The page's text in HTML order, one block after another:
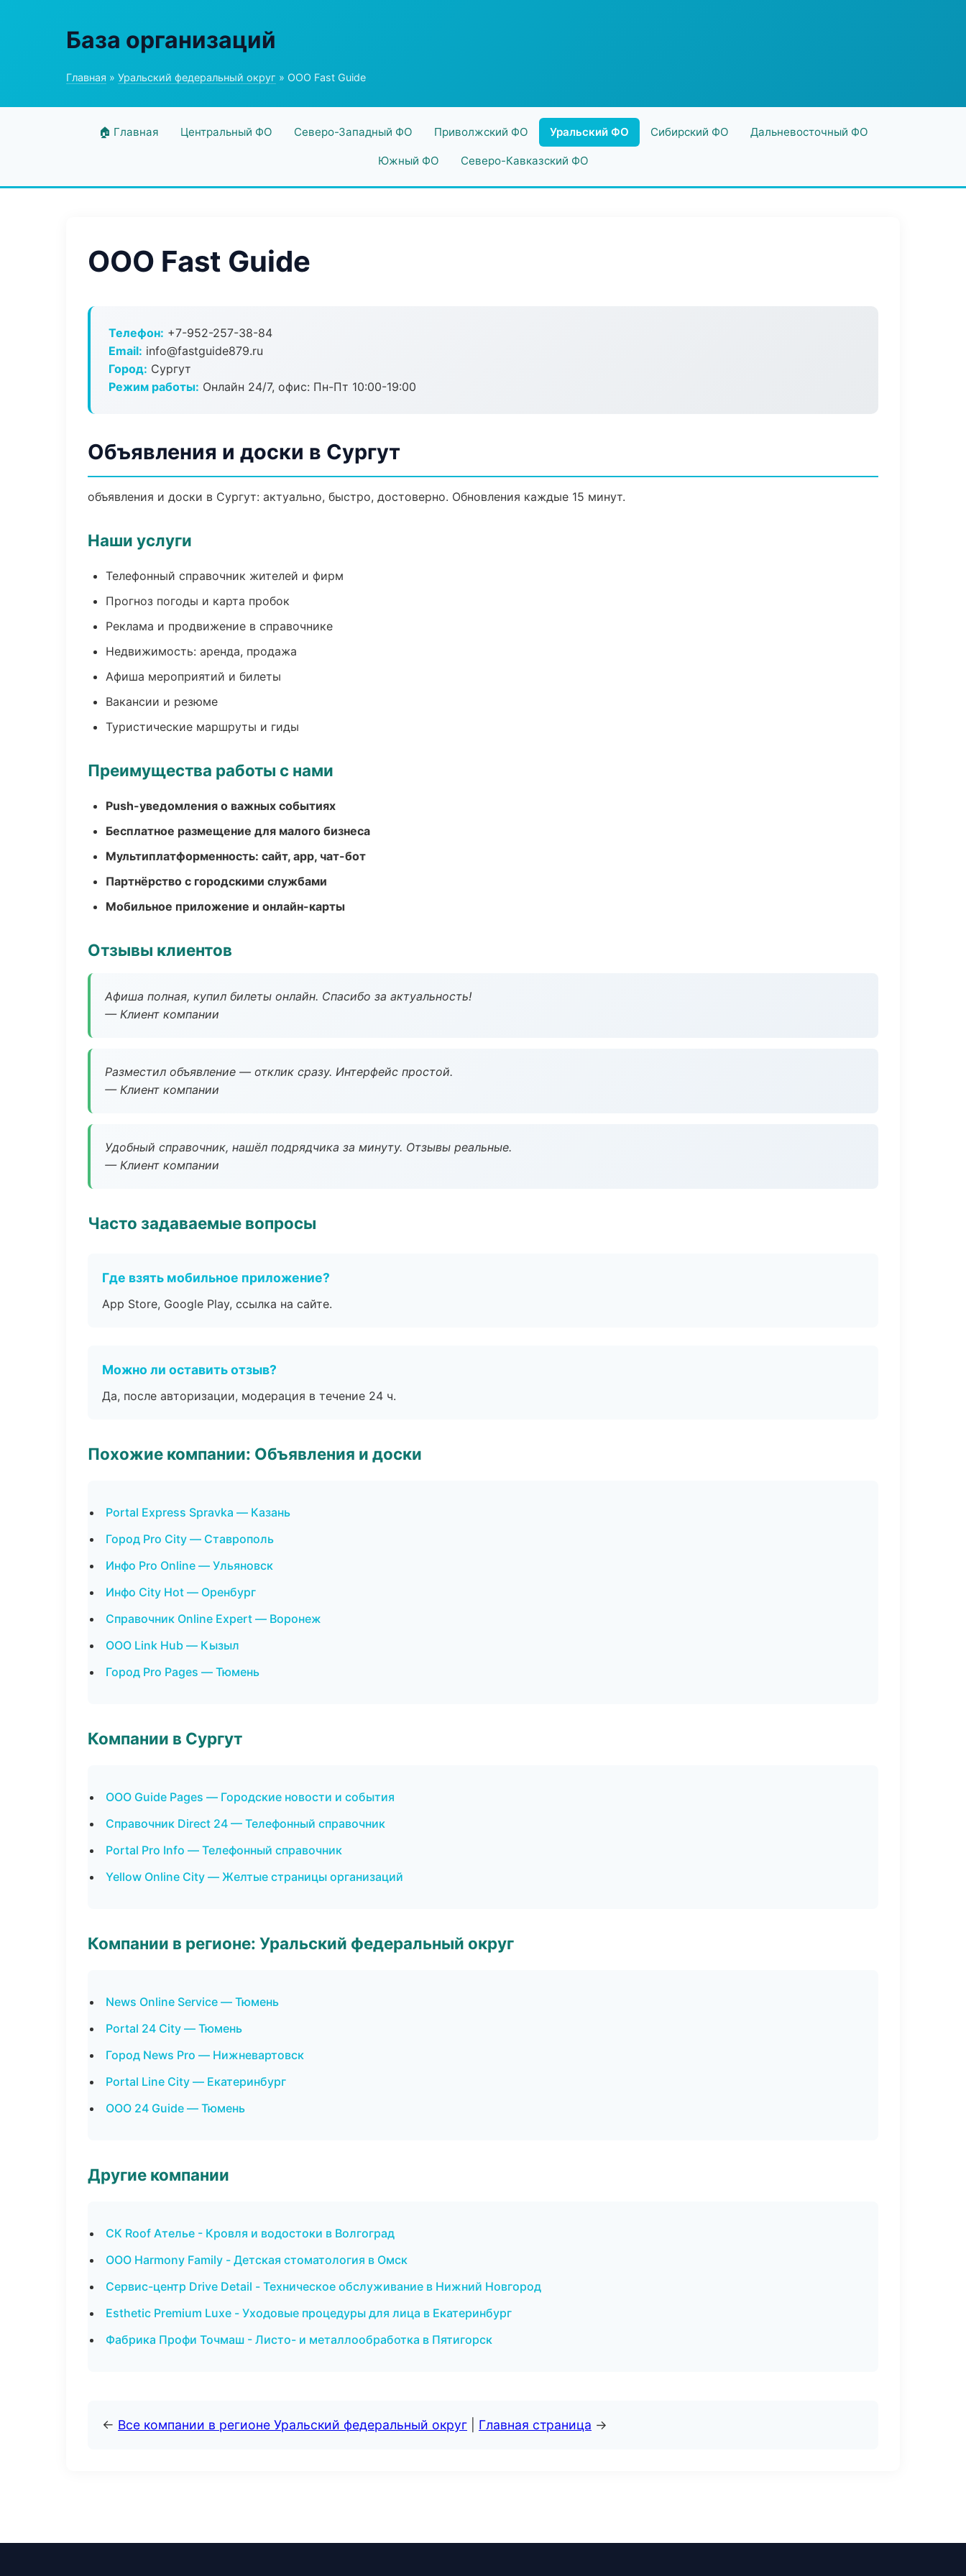
База организаций
Главная » Уральский федеральный округ » ООО Fast Guide
🏠 Главная Центральный ФО Северо-Западный ФО Приволжский ФО Уральский ФО Сибирский ФО Дальневосточный ФО
Южный ФО Северо-Кавказский ФО
ООО Fast Guide
Телефон: +7-952-257-38-84
Email: info@fastguide879.ru
Город: Сургут
Режим работы: Онлайн 24/7, офис: Пн-Пт 10:00-19:00
Объявления и доски в Сургут
объявления и доски в Сургут: актуально, быстро, достоверно. Обновления каждые 15 минут.
Наши услуги
Телефонный справочник жителей и фирм
Прогноз погоды и карта пробок
Реклама и продвижение в справочнике
Недвижимость: аренда, продажа
Афиша мероприятий и билеты
Вакансии и резюме
Туристические маршруты и гиды
Преимущества работы с нами
Push-уведомления о важных событиях
Бесплатное размещение для малого бизнеса
Мультиплатформенность: сайт, app, чат-бот
Партнёрство с городскими службами
Мобильное приложение и онлайн-карты
Отзывы клиентов
Афиша полная, купил билеты онлайн. Спасибо за актуальность!
— Клиент компании
Разместил объявление — отклик сразу. Интерфейс простой.
— Клиент компании
Удобный справочник, нашёл подрядчика за минуту. Отзывы реальные.
— Клиент компании
Часто задаваемые вопросы
Где взять мобильное приложение?
App Store, Google Play, ссылка на сайте.
Можно ли оставить отзыв?
Да, после авторизации, модерация в течение 24 ч.
Похожие компании: Объявления и доски
Portal Express Spravka — Казань
Город Pro City — Ставрополь
Инфо Pro Online — Ульяновск
Инфо City Hot — Оренбург
Справочник Online Expert — Воронеж
ООО Link Hub — Кызыл
Город Pro Pages — Тюмень
Компании в Сургут
ООО Guide Pages — Городские новости и события
Справочник Direct 24 — Телефонный справочник
Portal Pro Info — Телефонный справочник
Yellow Online City — Желтые страницы организаций
Компании в регионе: Уральский федеральный округ
News Online Service — Тюмень
Portal 24 City — Тюмень
Город News Pro — Нижневартовск
Portal Line City — Екатеринбург
ООО 24 Guide — Тюмень
Другие компании
СК Roof Ателье - Кровля и водостоки в Волгоград
ООО Harmony Family - Детская стоматология в Омск
Сервис-центр Drive Detail - Техническое обслуживание в Нижний Новгород
Esthetic Premium Luxe - Уходовые процедуры для лица в Екатеринбург
Фабрика Профи Точмаш - Листо- и металлообработка в Пятигорск
← Все компании в регионе Уральский федеральный округ Главная страница →